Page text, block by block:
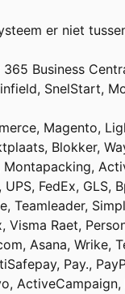
er niet
Business
SnelStart,
Magento,
Blokker,
Montapacking,
UPS, FedEx, GLS,
Teamleader,
Visma Raet,
Asana, Wrike,
Pay.,